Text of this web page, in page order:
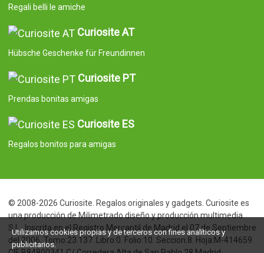
Regali belli le amiche
Curiosite AT
Hübsche Geschenke für Freundinnen
Curiosite PT
Prendas bonitas amigas
Curiosite ES
Regalos bonitos para amigas
© 2008-2026 Curiosite. Regalos originales y gadgets. Curiosite es
una producción de Milimetrado diseño y producción multimedia
S.L.. Inscrita en el Registro Mercantil de Madrid el 07 de Septiembre
del 2006. Tomo:23.137. Libro:0. Folio:10. Seccion:8. Hoja:M-414659
Utilizamos cookies propias y de terceros con fines analíticos y
publicitarios.